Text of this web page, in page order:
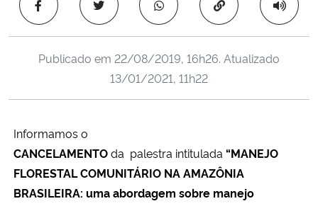
Copiar para área
Publicado em 22/08/2019, 16h26. Atualizado
13/01/2021, 11h22
Informamos o
CANCELAMENTOda palestra intitulada “MANEJO
FLORESTAL COMUNITÁRIO NA AMAZÔNIA
BRASILEIRA: uma abordagem sobre manejo